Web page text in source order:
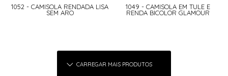
1052 - CAMISOLA RENDADA LISA
SEM ARO
1049 - CAMISOLA EM TULE E
RENDA BICOLOR GLAMOUR
CARREGAR MAIS PRODUTOS